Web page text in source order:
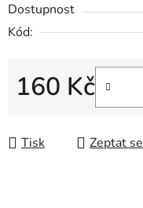
Dostupnost
Kód:
160 Kč
Tisk Zeptat se